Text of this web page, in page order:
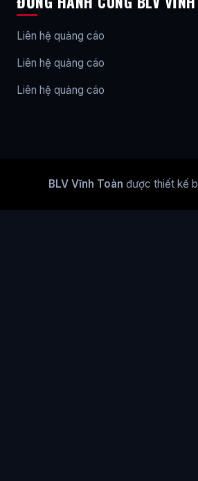
Liên hệ quảng cáo
Liên hệ quảng cáo
Liên hệ quảng cáo
BLV Vĩnh Toàn được thiết kế